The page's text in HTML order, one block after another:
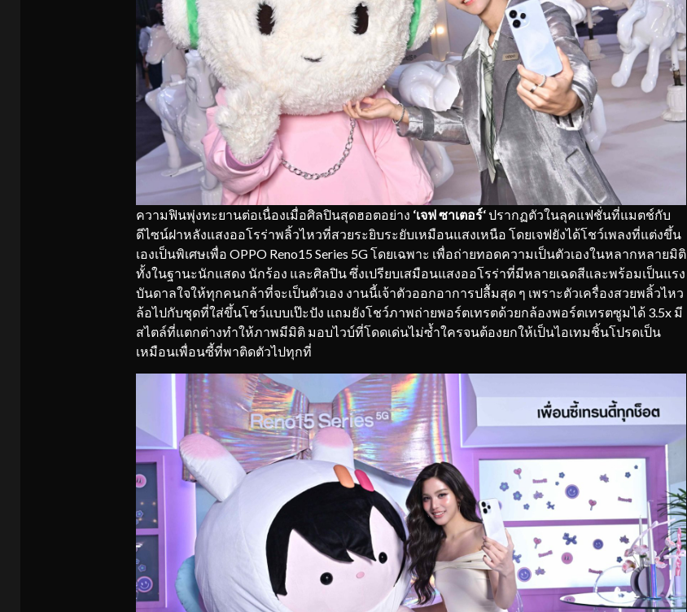
ความฟินพุ่งทะยานต่อเนื่องเมื่อศิลปินสุดฮอตอย่าง ‘เจฟ ซาเตอร์‘ปรากฏตัวในลุคแฟชั่นที่แมตช์กับ
ดีไซน์ฝาหลังแสงออโรร่าพลิ้วไหวที่สวยระยิบระยับเหมือนแสงเหนือ โดยเจฟยังได้โชว์เพลงที่แต่งขึ้น
เองเป็นพิเศษเพื่อ OPPO Reno15 Series 5G โดยเฉพาะ เพื่อถ่ายทอดความเป็นตัวเองในหลากหลายมิติ
ทั้งในฐานะนักแสดง นักร้อง และศิลปิน ซึ่งเปรียบเสมือนแสงออโรร่าที่มีหลายเฉดสีและพร้อมเป็นแรง
บันดาลใจให้ทุกคนกล้าที่จะเป็นตัวเอง งานนี้เจ้าตัวออกอาการปลื้มสุด ๆ เพราะตัวเครื่องสวยพลิ้วไหว
ล้อไปกับชุดที่ใส่ขึ้นโชว์แบบเป๊ะปัง แถมยังโชว์ภาพถ่ายพอร์ตเทรตด้วยกล้องพอร์ตเทรตซูมได้ 3.5x มี
สไตล์ที่แตกต่างทำให้ภาพมีมิติ มอบไวบ์ที่โดดเด่นไม่ซ้ำใครจนต้องยกให้เป็นไอเทมชิ้นโปรดเป็น
เหมือนเพื่อนซี้ที่พาติดตัวไปทุกที่